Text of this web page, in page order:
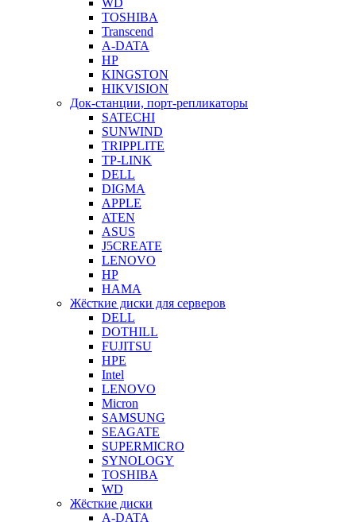
WD
TOSHIBA
Transcend
A-DATA
HP
KINGSTON
HIKVISION
Док-станции, порт-репликаторы
SATECHI
SUNWIND
TRIPPLITE
TP-LINK
DELL
DIGMA
APPLE
ATEN
ASUS
J5CREATE
LENOVO
HP
HAMA
Жёсткие диски для серверов
DELL
DOTHILL
FUJITSU
HPE
Intel
LENOVO
Micron
SAMSUNG
SEAGATE
SUPERMICRO
SYNOLOGY
TOSHIBA
WD
Жёсткие диски
A-DATA